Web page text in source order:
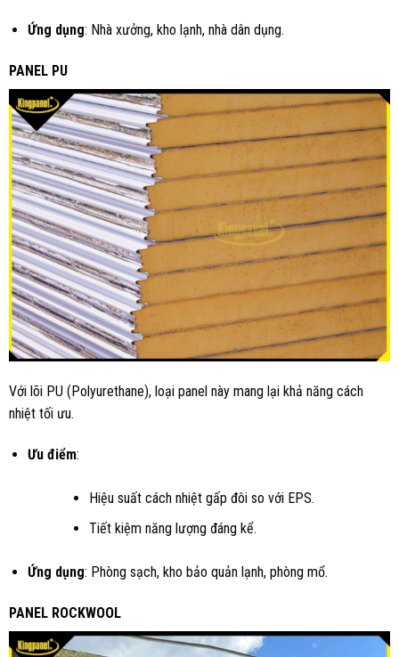
Ứng dụng: Nhà xưởng, kho lạnh, nhà dân dụng.
PANEL PU
Với lõi PU (Polyurethane), loại panel này mang lại khả năng cách
nhiệt tối ưu.
Ưu điểm:
Hiệu suất cách nhiệt gấp đôi so với EPS.
Tiết kiệm năng lượng đáng kể.
Ứng dụng: Phòng sạch, kho bảo quản lạnh, phòng mổ.
PANEL ROCKWOOL